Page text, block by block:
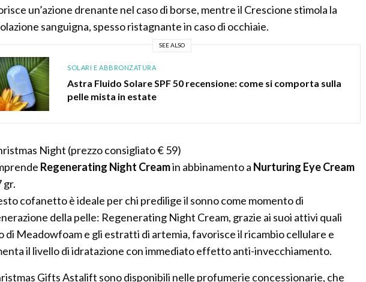
un’azione drenante nel caso di borse, mentre il Crescione stimola la
sanguigna, spesso ristagnante in caso di occhiaie.
SEE ALSO
SOLARI E ABBRONZATURA
Astra Fluido Solare SPF 50 recensione: come si comporta sulla
pelle mista in estate
Night (prezzo consigliato € 59)
Regenerating Night Creamin abbinamento a Nurturing Eye Cream
gr.
cofanetto è ideale per chi predilige il sonno come momento di
della pelle: Regenerating Night Cream, grazie ai suoi attivi quali
di Meadowfoam e gli estratti di artemia, favorisce il ricambio cellulare e
il livello di idratazione con immediato effetto anti-invecchiamento.
Gifts Astalift sono disponibili nelle profumerie concessionarie, che